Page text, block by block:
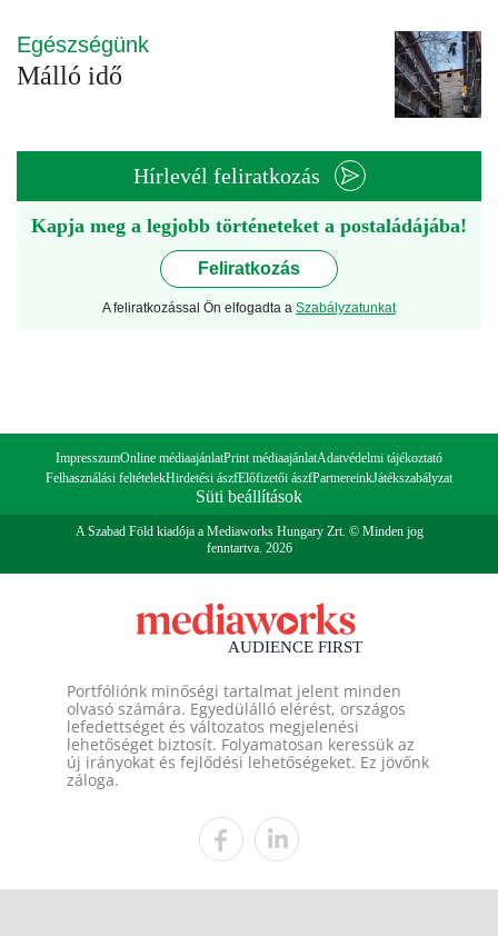
Egészségünk
Málló idő
Hírlevél feliratkozás
Kapja meg a legjobb történeteket a postaládájába!
Feliratkozás
A feliratkozással Ön elfogadta a Szabályzatunkat
ImpresszumOnline médiaajánlatPrint médiaajánlatAdatvédelmi tájékoztató
Felhasználási feltételekHirdetési ászfElőfizetői ászfPartnereinkJátékszabályzat
Süti beállítások
A Szabad Föld kiadója a Mediaworks Hungary Zrt. © Minden jog
fenntartva. 2026
Portfóliónk minőségi tartalmat jelent minden
olvasó számára. Egyedülálló elérést, országos
lefedettséget és változatos megjelenési
lehetőséget biztosít. Folyamatosan keressük az
új irányokat és fejlődési lehetőségeket. Ez jövőnk
záloga.